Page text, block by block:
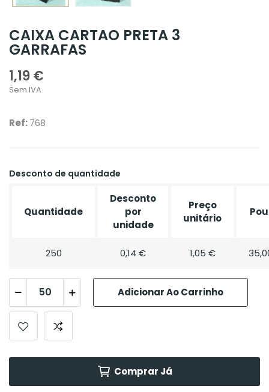
CAIXA CARTAO PRETA 3
GARRAFAS
1,19 €
Sem IVA
Ref:768
Desconto de quantidade
Quantidade
Desconto
por
unidade
Preço
unitário
250 0,14 € 1,05 €
Adicionar Ao Carrinho
Comprar Já